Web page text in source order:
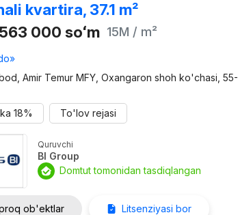
kvartira, 37.1 m²
000 soʻm 15M / m²
Amir Temur MFY, Oxangaron shoh ko'chasi, 55-
18% To'lov rejasi
Quruvchi
BI Group
Domtut tomonidan tasdiqlangan
ob'ektlar Litsenziyasi bor